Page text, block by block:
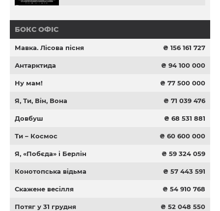
БОКС ОФІС
Мавка. Лісова пісня ₴ 156 161 727
Антарктида ₴ 94 100 000
Ну мам! ₴ 77 500 000
Я, Ти, Він, Вона ₴ 71 039 476
Довбуш ₴ 68 531 881
Ти – Космос ₴ 60 600 000
Я, «Побєда» і Берлін ₴ 59 324 059
Конотопська відьма ₴ 57 443 591
Скажене весілля ₴ 54 910 768
Потяг у 31 грудня ₴ 52 048 550